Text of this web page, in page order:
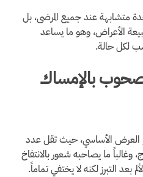
متشابهة عند جميع المرضى، بل
الأعراض، وهو ما يساعد
لكل حالة.
بالإمساك
العرض الأساسي، حيث تقل عدد
وغالباً ما يصاحبه شعور بالانتفاخ
بعد التبرز لكنه لا يختفي تماماً.